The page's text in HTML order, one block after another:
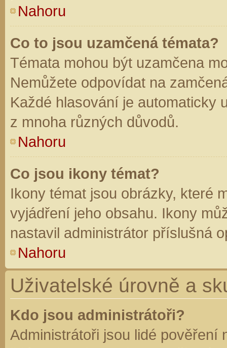
Nahoru
Co to jsou uzamčená témata?
Témata mohou být uzamčena
Nemůžete odpovídat na
Každé hlasování je automaticky
z mnoha různých důvodů.
Nahoru
Co jsou ikony témat?
Ikony témat jsou obrázky, které
vyjádření jeho obsahu. Ikony
nastavil administrátor příslušná
Nahoru
Uživatelské úrovně a
Kdo jsou administrátoři?
Administrátoři jsou lidé pověření